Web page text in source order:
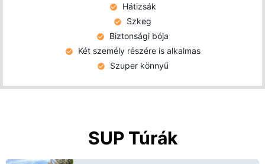
Hátizsák
Szkeg
Biztonsági bója
Két személy részére is alkalmas
Szuper könnyű
SUP Túrák